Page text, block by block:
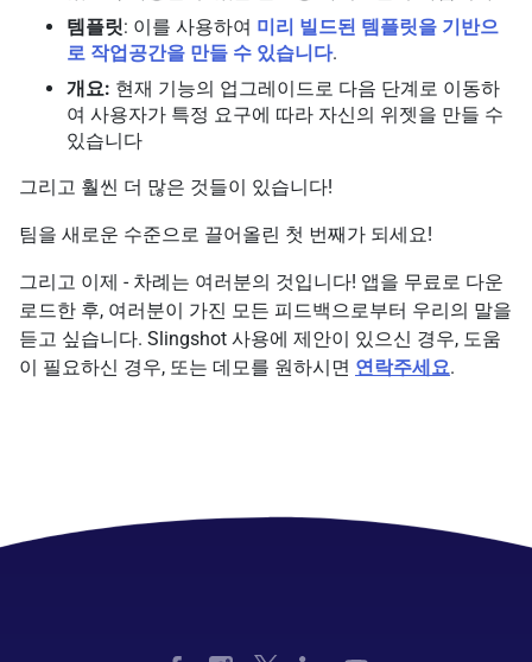
템플릿: 이를 사용하여 미리 빌드된 템플릿을 기반으
로 작업공간을 만들 수 있습니다.
개요: 현재 기능의 업그레이드로 다음 단계로 이동하
여 사용자가 특정 요구에 따라 자신의 위젯을 만들 수
있습니다
그리고 훨씬 더 많은 것들이 있습니다!
팀을 새로운 수준으로 끌어올린 첫 번째가 되세요!
그리고 이제 - 차례는 여러분의 것입니다! 앱을 무료로 다운
로드한 후, 여러분이 가진 모든 피드백으로부터 우리의 말을
듣고 싶습니다. Slingshot 사용에 제안이 있으신 경우, 도움
이 필요하신 경우, 또는 데모를 원하시면 연락주세요.